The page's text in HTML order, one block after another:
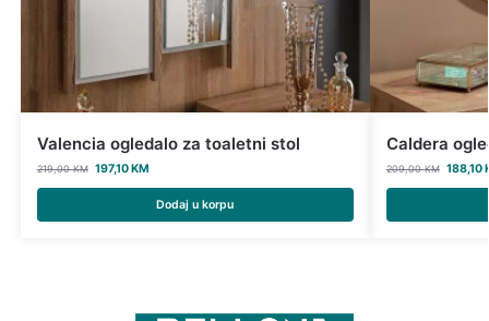
Valencia ogledalo za toaletni stol
219,00KM 197,10KM
Dodaj u korpu
Caldera
209,00KM 188,10